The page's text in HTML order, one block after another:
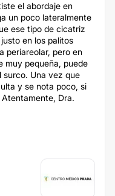
el abordaje en
un poco lateralmente
ese tipo de cicatriz
en los palitos
periareolar, pero en
muy pequeña, puede
surco. Una vez que
y se nota poco, si
Dra.